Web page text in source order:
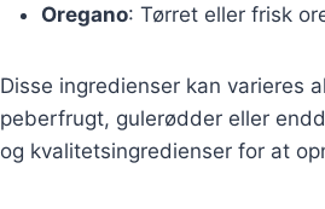
Oregano: Tørret eller frisk
Disse ingredienser kan varieres
peberfrugt, gulerødder eller
og kvalitetsingredienser for at